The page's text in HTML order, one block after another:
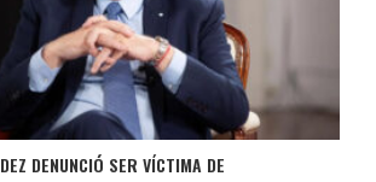
DENUNCIÓ SER VÍCTIMA DE